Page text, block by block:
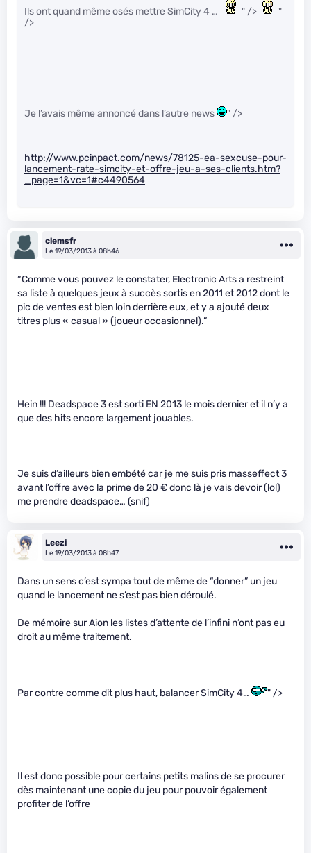
Ils ont quand même osés mettre SimCity 4 … " />
"
/>
Je l’avais même annoncé dans l’autre news " />
http://www.pcinpact.com/news/78125-ea-sexcuse-pour-
lancement-rate-simcity-et-offre-jeu-a-ses-clients.htm?
_page=1&vc=1#c4490564
clemsfr
Le 19/03/2013 à 08h46
“Comme vous pouvez le constater, Electronic Arts a restreint
sa liste à quelques jeux à succès sortis en 2011 et 2012 dont le
pic de ventes est bien loin derrière eux, et y a ajouté deux
titres plus « casual » (joueur occasionnel).”
Hein !!! Deadspace 3 est sorti EN 2013 le mois dernier et il n’y a
que des hits encore largement jouables.
Je suis d’ailleurs bien embété car je me suis pris masseffect 3
avant l’offre avec la prime de 20 € donc là je vais devoir (lol)
me prendre deadspace… (snif)
Leezi
Le 19/03/2013 à 08h47
Dans un sens c’est sympa tout de même de “donner” un jeu
quand le lancement ne s’est pas bien déroulé.
De mémoire sur Aion les listes d’attente de l’infini n’ont pas eu
droit au même traitement.
Par contre comme dit plus haut, balancer SimCity 4… " />
Il est donc possible pour certains petits malins de se procurer
dès maintenant une copie du jeu pour pouvoir également
profiter de l’offre